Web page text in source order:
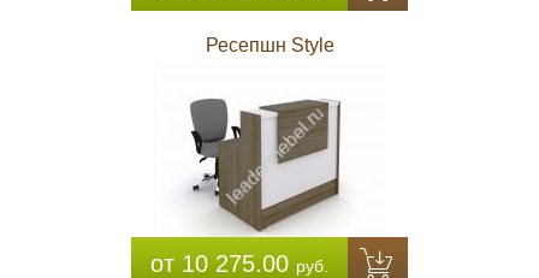
Ресепшн Style
от 10 275.00 руб.